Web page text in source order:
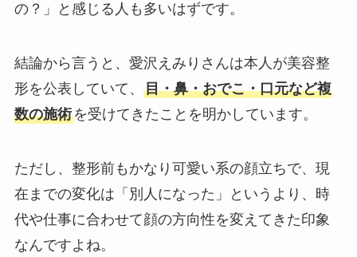
の？」と感じる人も多いはずです。
結論から言うと、愛沢えみりさんは本人が美容整
形を公表していて、 目・鼻・おでこ・口元など複
数の施術を受けてきたことを明かしています。
ただし、整形前もかなり可愛い系の顔立ちで、現
在までの変化は「別人になった」というより、時
代や仕事に合わせて顔の方向性を変えてきた印象
なんですよね。